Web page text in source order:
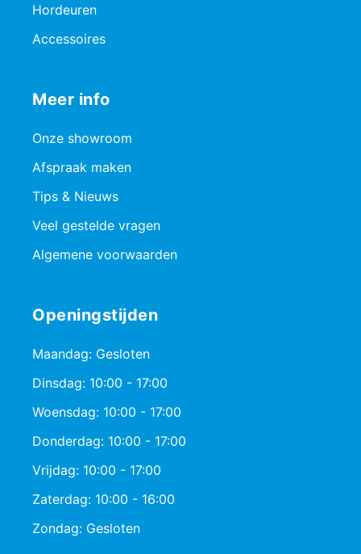
Hordeuren
Accessoires
Meer info
Onze showroom
Afspraak maken
Tips & Nieuws
Veel gestelde vragen
Algemene voorwaarden
Openingstijden
Maandag: Gesloten
Dinsdag: 10:00 - 17:00
Woensdag: 10:00 - 17:00
Donderdag: 10:00 - 17:00
Vrijdag: 10:00 - 17:00
Zaterdag: 10:00 - 16:00
Zondag: Gesloten